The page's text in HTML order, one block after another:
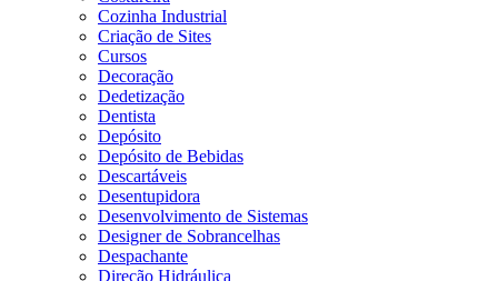
Cozinha Industrial
Criação de Sites
Cursos
Decoração
Dedetização
Dentista
Depósito
Depósito de Bebidas
Descartáveis
Desentupidora
Desenvolvimento de Sistemas
Designer de Sobrancelhas
Despachante
Direção Hidráulica